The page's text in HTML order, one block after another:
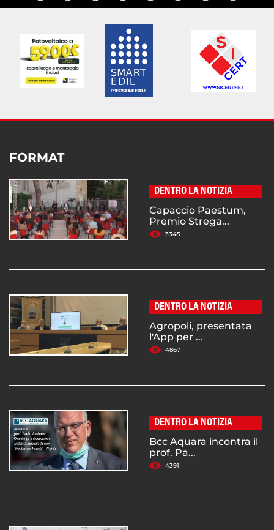
FORMAT
DENTRO LA NOTIZIA
Capaccio Paestum,
Premio Strega...
3345
DENTRO LA NOTIZIA
Agropoli, presentata
l'App per ...
4867
DENTRO LA NOTIZIA
Bcc Aquara incontra il
prof. Pa...
4391